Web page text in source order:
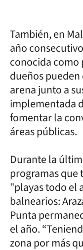
También, en
año
conocida
dueños
arena junto a
implementada
fomentar la
áreas públicas.
Durante la
programas que
"playas todo el
balnearios:
Punta
el año.
zona por más